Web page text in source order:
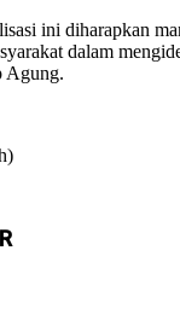
ini diharapkan
dalam
Agung.